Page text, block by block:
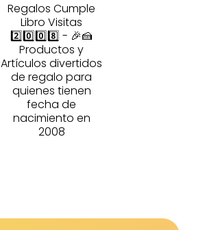
Regalos Cumple
Libro Visitas
2️⃣0️⃣0️⃣8️⃣ - 🎉🍰
Productos y
Artículos divertidos
de regalo para
quienes tienen
fecha de
nacimiento en
2008